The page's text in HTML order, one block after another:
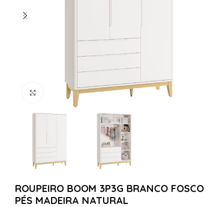
Clique para Ampliar
ROUPEIRO BOOM 3P3G BRANCO FOSCO
PÉS MADEIRA NATURAL